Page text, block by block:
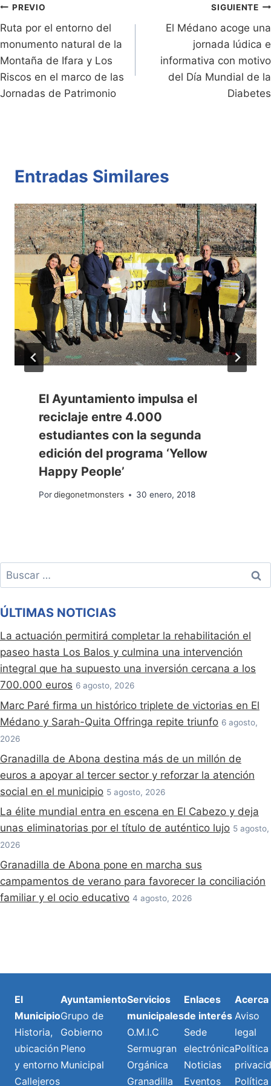
dl
y
k
p
Navegación
de
entradas
PREVIO
Ruta por el entorno del
monumento natural de la
Montaña de Ifara y Los
Riscos en el marco de las
Jornadas de Patrimonio
SIGUIENTE
El Médano acoge una
jornada lúdica e
informativa con motivo
del Día Mundial de la
Diabetes
Entradas Similares
El Ayuntamiento impulsa el
reciclaje entre 4.000
estudiantes con la segunda
edición del programa ‘Yellow
Happy People’
Pordiegonetmonsters 30 enero, 2018
Buscar:
ÚLTIMAS NOTICIAS
La actuación permitirá completar la rehabilitación el
paseo hasta Los Balos y culmina una intervención
integral que ha supuesto una inversión cercana a los
700.000 euros 6 agosto, 2026
Marc Paré firma un histórico triplete de victorias en El
Médano y Sarah-Quita Offringa repite triunfo 6 agosto,
2026
Granadilla de Abona destina más de un millón de
euros a apoyar al tercer sector y reforzar la atención
social en el municipio 5 agosto, 2026
La élite mundial entra en escena en El Cabezo y deja
unas eliminatorias por el título de auténtico lujo 5 agosto,
2026
Granadilla de Abona pone en marcha sus
campamentos de verano para favorecer la conciliación
familiar y el ocio educativo 4 agosto, 2026
El
Municipio
Historia,
ubicación
y entorno
Callejeros
Ayuntamiento
Grupo de
Gobierno
Pleno
Municipal
Servicios
municipales
O.M.I.C
Sermugran
Orgánica
Granadilla
Enlaces
de interés
Sede
electrónica
Noticias
Eventos
Acerca
Aviso
legal
Política
Política